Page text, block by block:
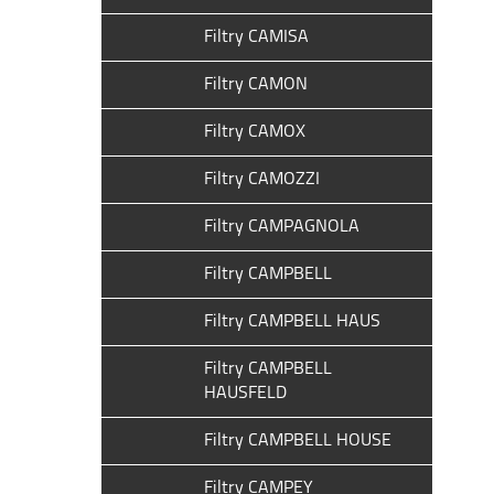
Filtry CAMISA
Filtry CAMON
Filtry CAMOX
Filtry CAMOZZI
Filtry CAMPAGNOLA
Filtry CAMPBELL
Filtry CAMPBELL HAUS
Filtry CAMPBELL
HAUSFELD
Filtry CAMPBELL HOUSE
Filtry CAMPEY